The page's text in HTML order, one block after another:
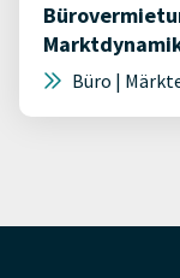
Büro |